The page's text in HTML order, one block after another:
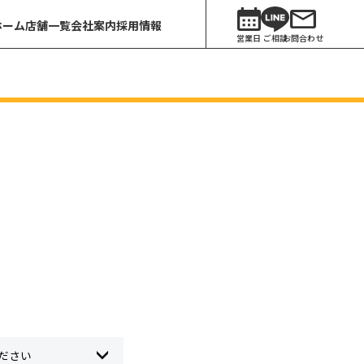
ム店舗一覧会社案内採用情報
営業日 ご相談お問合わせ